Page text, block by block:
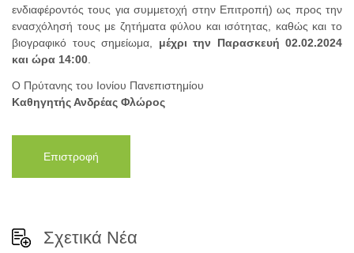
ενδιαφέροντός τους για συμμετοχή στην Επιτροπή) ως προς την
ενασχόλησή τους με ζητήματα φύλου και ισότητας, καθώς και το
βιογραφικό τους σημείωμα, μέχρι την Παρασκευή 02.02.2024
και ώρα 14:00
Ο Πρύτανης του Ιονίου Πανεπιστημίου
Καθηγητής Ανδρέας Φλώρος
Επιστροφή
Σχετικά Νέα